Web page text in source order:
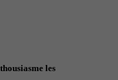
les